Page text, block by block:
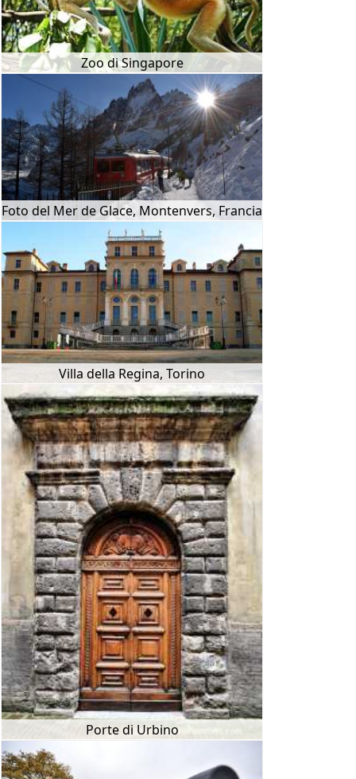
Zoo di Singapore
Foto del Mer de Glace, Montenvers, Francia
Villa della Regina, Torino
Porte di Urbino